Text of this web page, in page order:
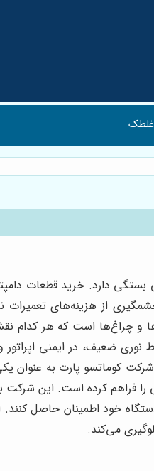
دارد. خرید قطعات
از هزینه‌های
و چراغ‌ها است که هر کدام
ضعیف، در ایمنی اپراتور و
کوماتسو پارت به عنوان یکی
فراهم کرده است. این شرکت
خود اطمینان حاصل کنند.
می‌کند.